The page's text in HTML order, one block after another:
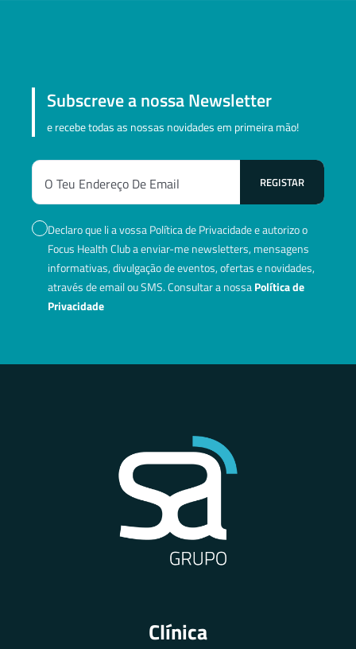
Subscreve a nossa Newsletter
e recebe todas as nossas novidades em primeira mão!
Declaro que li a vossa Política de Privacidade e autorizo o
Focus Health Club a enviar-me newsletters, mensagens
informativas, divulgação de eventos, ofertas e novidades,
através de email ou SMS. Consultar a nossaPolítica de
Privacidade
Clínica